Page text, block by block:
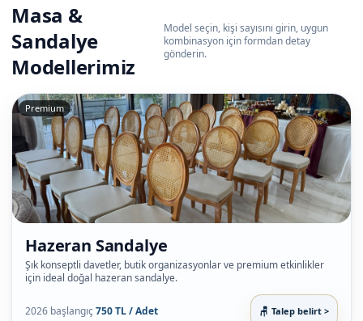
Masa &
Sandalye
Modellerimiz
Model seçin, kişi sayısını girin, uygun
kombinasyon için formdan detay
gönderin.
Premium
Hazeran Sandalye
Şık konseptli davetler, butik organizasyonlar ve premium etkinlikler
için ideal doğal hazeran sandalye.
2026 başlangıç750 TL / Adet Talep belirt >